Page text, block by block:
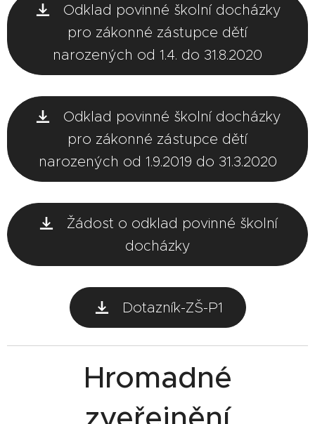
Odklad povinné školní docházky
pro zákonné zástupce dětí
narozených od 1.4. do 31.8.2020
Odklad povinné školní docházky
pro zákonné zástupce dětí
narozených od 1.9.2019 do 31.3.2020
Žádost o odklad povinné školní
docházky
Dotazník-ZŠ-P1
Hromadné